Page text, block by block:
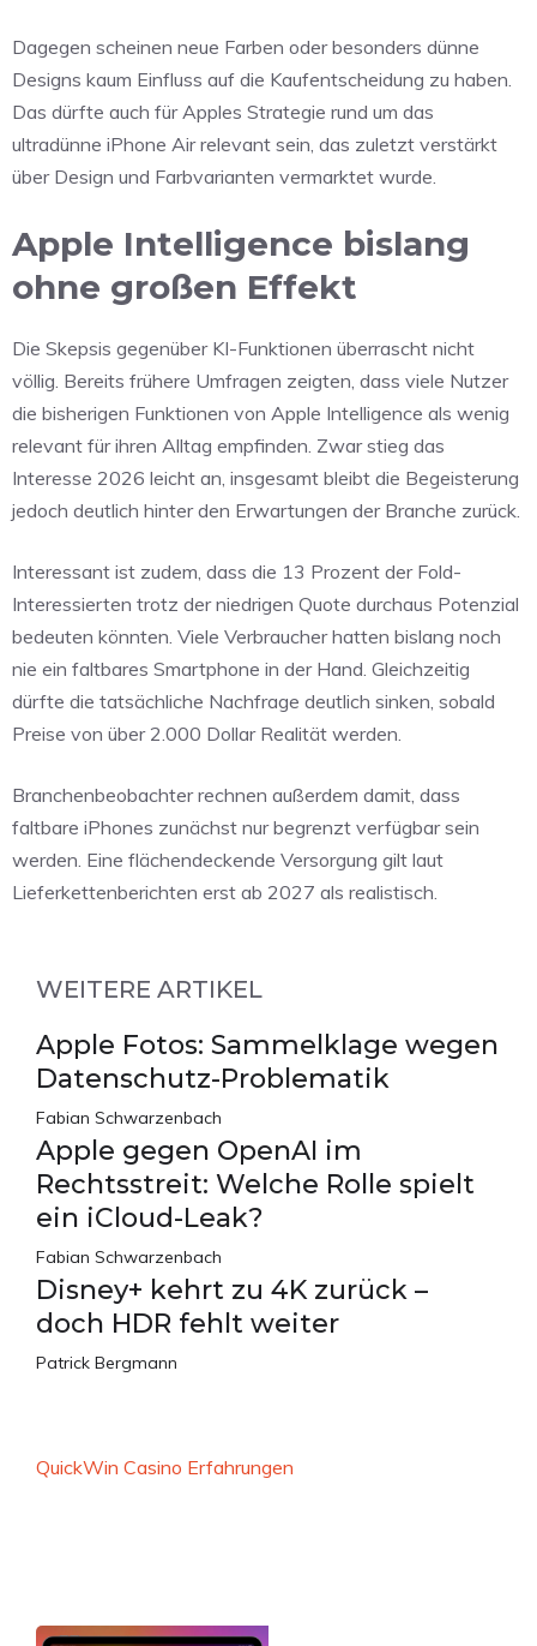
Dagegen scheinen neue Farben oder besonders dünne
Designs kaum Einfluss auf die Kaufentscheidung zu haben.
Das dürfte auch für Apples Strategie rund um das
ultradünne iPhone Air relevant sein, das zuletzt verstärkt
über Design und Farbvarianten vermarktet wurde.
Apple Intelligence bislang
ohne großen Effekt
Die Skepsis gegenüber KI-Funktionen überrascht nicht
völlig. Bereits frühere Umfragen zeigten, dass viele Nutzer
die bisherigen Funktionen von Apple Intelligence als wenig
relevant für ihren Alltag empfinden. Zwar stieg das
Interesse 2026 leicht an, insgesamt bleibt die Begeisterung
jedoch deutlich hinter den Erwartungen der Branche zurück.
Interessant ist zudem, dass die 13 Prozent der Fold-
Interessierten trotz der niedrigen Quote durchaus Potenzial
bedeuten könnten. Viele Verbraucher hatten bislang noch
nie ein faltbares Smartphone in der Hand. Gleichzeitig
dürfte die tatsächliche Nachfrage deutlich sinken, sobald
Preise von über 2.000 Dollar Realität werden.
Branchenbeobachter rechnen außerdem damit, dass
faltbare iPhones zunächst nur begrenzt verfügbar sein
werden. Eine flächendeckende Versorgung gilt laut
Lieferkettenberichten erst ab 2027 als realistisch.
WEITERE ARTIKEL
Apple Fotos: Sammelklage wegen
Datenschutz-Problematik
Fabian Schwarzenbach
Apple gegen OpenAI im
Rechtsstreit: Welche Rolle spielt
ein iCloud-Leak?
Fabian Schwarzenbach
Disney+ kehrt zu 4K zurück –
doch HDR fehlt weiter
Patrick Bergmann
QuickWin Casino Erfahrungen